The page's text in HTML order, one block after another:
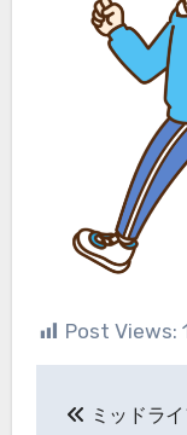
Post Views:
ミッドラ